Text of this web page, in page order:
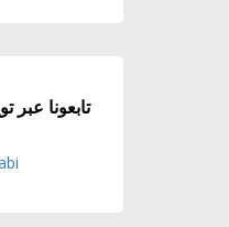
تابعونا عبر